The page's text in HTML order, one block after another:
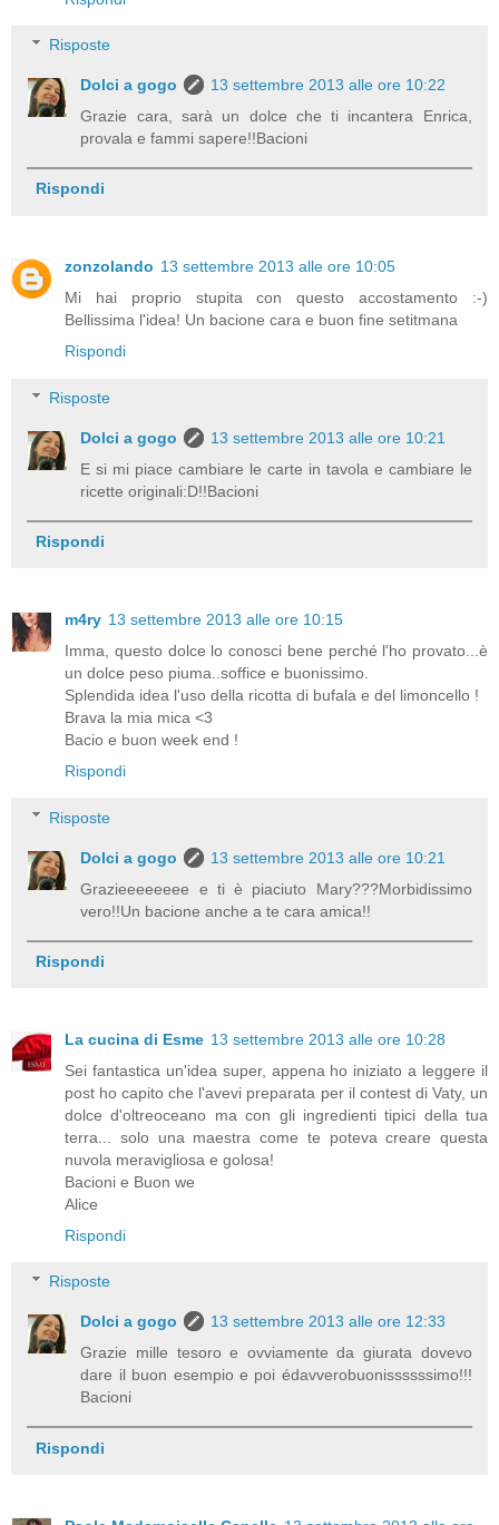
Risposte
Dolci a gogo
13 settembre 2013 alle ore 10:22
Grazie cara, sarà un dolce che ti incantera Enrica,
provala e fammi sapere!!Bacioni
Rispondi
zonzolando 13 settembre 2013 alle ore 10:05
Mi hai proprio stupita con questo accostamento :-)
Bellissima l'idea! Un bacione cara e buon fine setitmana
Rispondi
Risposte
Dolci a gogo
13 settembre 2013 alle ore 10:21
E si mi piace cambiare le carte in tavola e cambiare le
ricette originali:D!!Bacioni
Rispondi
m4ry 13 settembre 2013 alle ore 10:15
Imma, questo dolce lo conosci bene perché l'ho provato...è
un dolce peso piuma..soffice e buonissimo.
Splendida idea l'uso della ricotta di bufala e del limoncello !
Brava la mia mica <3
Bacio e buon week end !
Rispondi
Risposte
Dolci a gogo
13 settembre 2013 alle ore 10:21
Grazieeeeeeee e ti è piaciuto Mary???Morbidissimo
vero!!Un bacione anche a te cara amica!!
Rispondi
La cucina di Esme 13 settembre 2013 alle ore 10:28
Sei fantastica un'idea super, appena ho iniziato a leggere il
post ho capito che l'avevi preparata per il contest di Vaty, un
dolce d'oltreoceano ma con gli ingredienti tipici della tua
terra... solo una maestra come te poteva creare questa
nuvola meravigliosa e golosa!
Bacioni e Buon we
Alice
Rispondi
Risposte
Dolci a gogo
13 settembre 2013 alle ore 12:33
Grazie mille tesoro e ovviamente da giurata dovevo
dare il buon esempio e poi édavverobuonissssssimo!!!
Bacioni
Rispondi